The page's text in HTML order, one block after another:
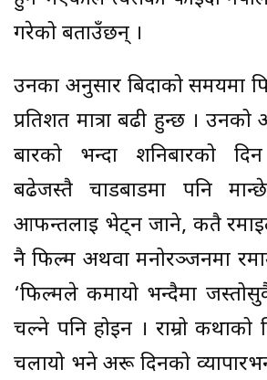
गरेको बताउँछन् ।
उनका अनुसार बिदाको समयमा
प्रतिशत मात्रा बढी हुन्छ ।
बारको भन्दा शनिबारको
बढेजस्तै चाडबाडमा पनि
आफन्तलाई भेट्न जाने, कतै
नै फिल्म अथवा मनोरञ्जनमा
‘फिल्मले कमायो भन्दैमा
चल्ने पनि होइन । राम्रो
चलायो भने अरू दिनको